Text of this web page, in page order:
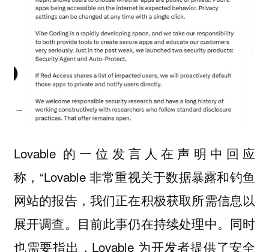
Lovable 的一位发言人在声明中回应
称，“Lovable 非常重视关于数据暴露和钓鱼
网站的报告，我们正在积极获取所需信息以
展开调查。目前此事仍在持续处理中。同时
也需要指出，Lovable 为开发者提供了安全